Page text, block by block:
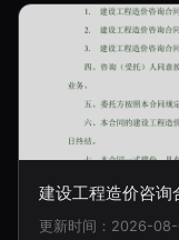
建设工程造价咨询
更新时间：2026-